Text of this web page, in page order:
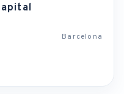
Barcelona